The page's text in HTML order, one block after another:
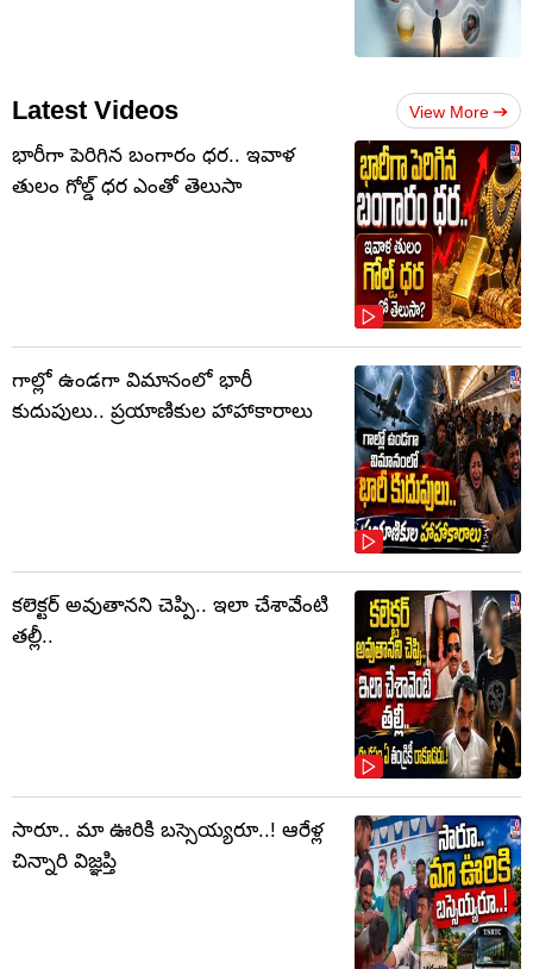
Latest Videos View More
భారీగా పెరిగిన బంగారం ధర.. ఇవాళ
తులం గోల్డ్‌ ధర ఎంతో తెలుసా
గాల్లో ఉండగా విమానంలో భారీ
కుదుపులు.. ప్రయాణికుల హాహాకారాలు
కలెక్టర్‌ అవుతానని చెప్పి.. ఇలా చేశావేంటి
తల్లీ..
సారూ.. మా ఊరికి బస్సెయ్యరూ..! ఆరేళ్ల
చిన్నారి విజ్ఞప్తి